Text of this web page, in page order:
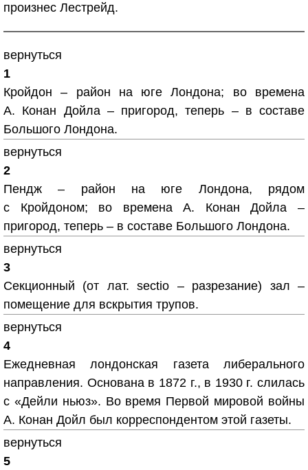
произнес Лестрейд.
вернуться
1
Кройдон – район на юге Лондона; во времена
А. Конан Дойла – пригород, теперь – в составе
Большого Лондона.
вернуться
2
Пендж – район на юге Лондона, рядом
с Кройдоном; во времена А. Конан Дойла –
пригород, теперь – в составе Большого Лондона.
вернуться
3
Секционный (от лат. sectio – разрезание) зал –
помещение для вскрытия трупов.
вернуться
4
Ежедневная лондонская газета либерального
направления. Основана в 1872 г., в 1930 г. слилась
с «Дейли ньюз». Во время Первой мировой войны
А. Конан Дойл был корреспондентом этой газеты.
вернуться
5